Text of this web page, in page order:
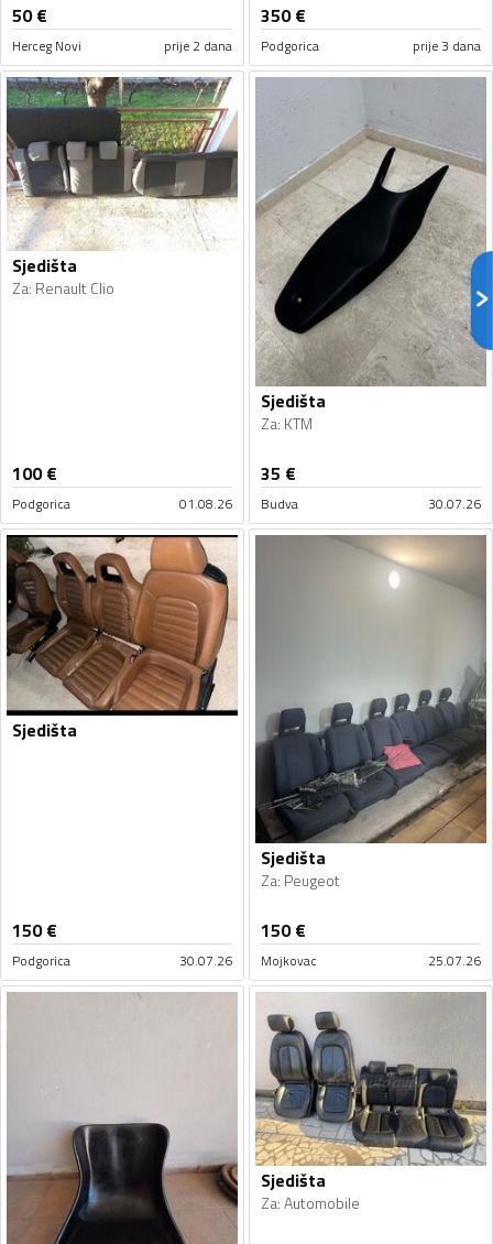
50€
Herceg Novi prije 2 dana
350€
Podgorica prije 3 dana
Sjedišta
Za: Renault Clio
100€
Podgorica 01.08.26
Sjedišta
Za: KTM
35 €
Budva 30.07.26
Sjedišta
150€
Podgorica 30.07.26
Sjedišta
Za: Peugeot
150€
Mojkovac 25.07.26
Sjedišta
Za:Automobile